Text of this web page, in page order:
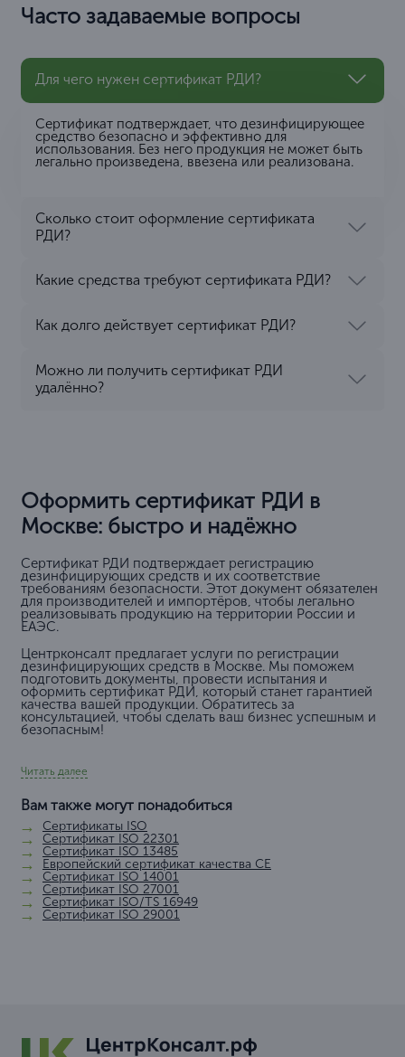
Часто задаваемые вопросы
Для чего нужен сертификат РДИ?
Сертификат подтверждает, что дезинфицирующее
средство безопасно и эффективно для
использования. Без него продукция не может быть
легально произведена, ввезена или реализована.
Сколько стоит оформление сертификата
РДИ?
Какие средства требуют сертификата РДИ?
Как долго действует сертификат РДИ?
Можно ли получить сертификат РДИ
удалённо?
Оформить сертификат РДИ в
Москве: быстро и надёжно
Сертификат РДИ подтверждает регистрацию
дезинфицирующих средств и их соответствие
требованиям безопасности. Этот документ обязателен
для производителей и импортёров, чтобы легально
реализовывать продукцию на территории России и
ЕАЭС.
Центрконсалт предлагает услуги по регистрации
дезинфицирующих средств в Москве. Мы поможем
подготовить документы, провести испытания и
оформить сертификат РДИ, который станет гарантией
качества вашей продукции. Обратитесь за
консультацией, чтобы сделать ваш бизнес успешным и
безопасным!
Читать далее
Вам также могут понадобиться
Сертификаты ISO
Сертификат ISO 22301
Сертификат ISO 13485
Европейский сертификат качества СЕ
Сертификат ISO 14001
Сертификат ISO 27001
Сертификат ISO/TS 16949
Сертификат ISO 29001